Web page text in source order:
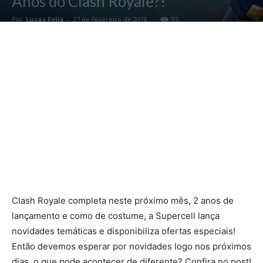
Por Lucas Felix - 27 de fevereiro de 2018 95
Clash Royale completa neste próximo mês, 2 anos de
lançamento e como de costume, a Supercell lança
novidades temáticas e disponibiliza ofertas especiais!
Então devemos esperar por novidades logo nos próximos